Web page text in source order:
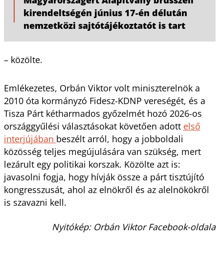
kirendeltségén június 17-én délután
nemzetközi sajtótájékoztatót is tart
– közölte.
Emlékezetes, Orbán Viktor volt miniszterelnök a
2010 óta kormányzó Fidesz-KDNP vereségét, és a
Tisza Párt kétharmados győzelmét hozó 2026-os
országgyűlési választásokat követően adott első
interjújában beszélt arról, hogy a jobboldali
közösség teljes megújulására van szükség, mert
lezárult egy politikai korszak. Közölte azt is:
javasolni fogja, hogy hívják össze a párt tisztújító
kongresszusát, ahol az elnökről és az alelnökökről
is szavazni kell.
Nyitókép: Orbán Viktor Facebook-oldala